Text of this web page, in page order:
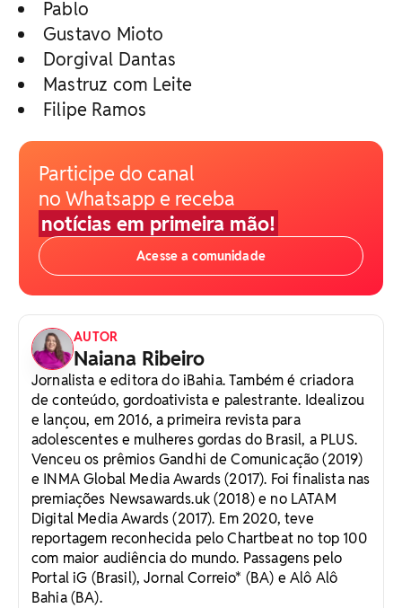
Pablo
Gustavo Mioto
Dorgival Dantas
Mastruz com Leite
Filipe Ramos
Participe do canal
no Whatsapp e receba
notícias em primeira mão!
Acesse a comunidade
AUTOR
Naiana Ribeiro
Jornalista e editora do iBahia. Também é criadora
de conteúdo, gordoativista e palestrante. Idealizou
e lançou, em 2016, a primeira revista para
adolescentes e mulheres gordas do Brasil, a PLUS.
Venceu os prêmios Gandhi de Comunicação (2019)
e INMA Global Media Awards (2017). Foi finalista nas
premiações Newsawards.uk (2018) e no LATAM
Digital Media Awards (2017). Em 2020, teve
reportagem reconhecida pelo Chartbeat no top 100
com maior audiência do mundo. Passagens pelo
Portal iG (Brasil), Jornal Correio* (BA) e Alô Alô
Bahia (BA).